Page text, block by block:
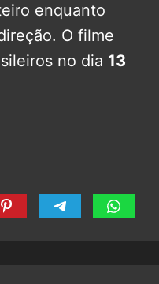
enquanto
O filme
no dia 13